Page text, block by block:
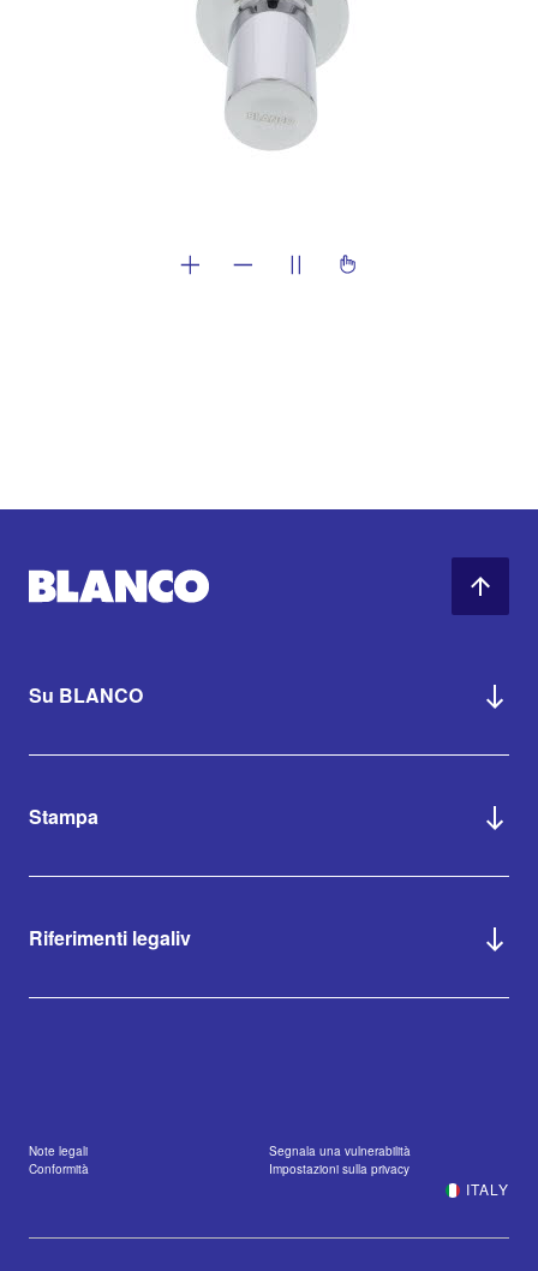
Su BLANCO
Stampa
Riferimenti legaliv
Note legali
Segnala una vulnerabilità
Conformità
Impostazioni sulla privacy
ITALY